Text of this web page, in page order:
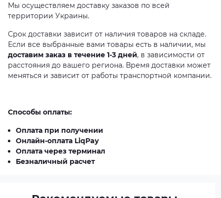
Мы осуществляем доставку заказов по всей
территории Украины.
Срок доставки зависит от наличия товаров на складе.
Если все выбранные вами товары есть в наличии, мы
доставим заказ в течение 1-3 дней, в зависимости от
расстояния до вашего региона. Время доставки может
меняться и зависит от работы транспортной компании.
Способы оплаты:
Оплата при получении
Онлайн-оплата LiqPay
Оплата через терминал
Безналичный расчет